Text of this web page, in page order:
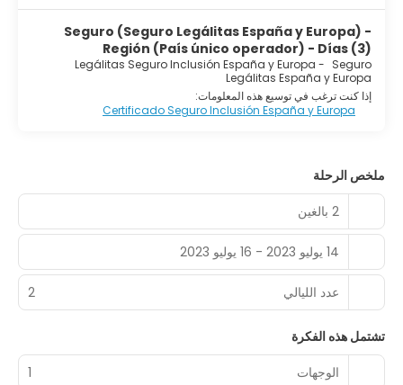
Seguro (Seguro Legálitas España y Europa) -
Región (País único operador) - Días (3)
Legálitas Seguro Inclusión España y Europa - Seguro
Legálitas España y Europa
إذا كنت ترغب في توسيع هذه المعلومات:
Certificado Seguro Inclusión España y Europa
ملخص الرحلة
2 بالغين
14 يوليو 2023 - 16 يوليو 2023
عدد الليالي 2
تشتمل هذه الفكرة
الوجهات
1